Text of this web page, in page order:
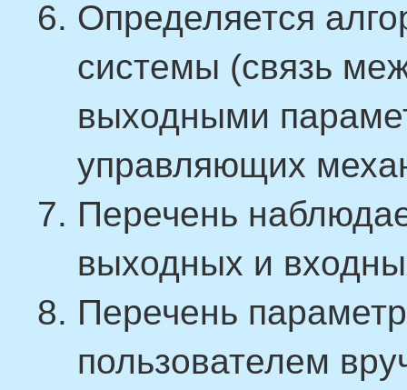
Определяется
системы (связь
выходными
управляющих
Перечень
выходных и
Перечень
пользователем